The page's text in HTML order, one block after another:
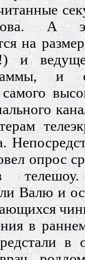
А
на
и
и
опрос
Валю и
в
в